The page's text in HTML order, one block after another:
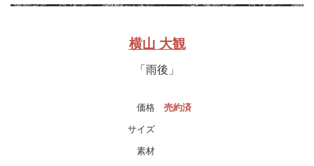
横山 大観
「雨後」
価格 売約済
サイズ
素材